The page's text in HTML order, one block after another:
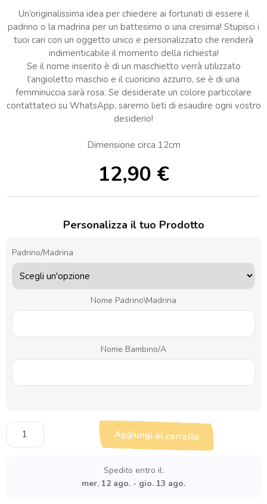
Un’originalissima idea per chiedere ai fortunati di essere il
padrino o la madrina per un battesimo o una cresima! Stupisci i
tuoi cari con un oggetto unico e personalizzato che renderà
indimenticabile il momento della richiesta!
Se il nome inserito è di un maschietto verrà utilizzato
l’angioletto maschio e il cuoricino azzurro, se è di una
femminuccia sarà rosa. Se desiderate un colore particolare
contattateci su WhatsApp, saremo lieti di esaudire ogni vostro
desiderio!
Dimensione circa 12cm
12,90 €
Personalizza il tuo Prodotto
Padrino/Madrina
Nome Padrino\Madrina
Nome Bambino/a
Proposta
Padrino
Aggiungi al carrello
Spedito entro il:
mer. 12 ago. - gio. 13 ago.